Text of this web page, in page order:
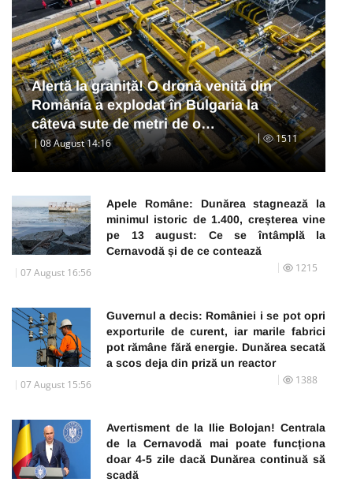
Alertă la graniță! O dronă venită din
România a explodat în Bulgaria la
câteva sute de metri de o…
08 August 14:16 1511
Apele Române: Dunărea stagnează la
minimul istoric de 1.400, creșterea vine
pe 13 august: Ce se întâmplă la
Cernavodă și de ce contează
07 August 16:56 1215
Guvernul a decis: României i se pot opri
exporturile de curent, iar marile fabrici
pot rămâne fără energie. Dunărea secată
a scos deja din priză un reactor
07 August 15:56 1388
Avertisment de la Ilie Bolojan! Centrala
de la Cernavodă mai poate funcționa
doar 4-5 zile dacă Dunărea continuă să
scadă